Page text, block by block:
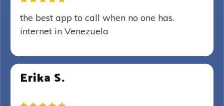
the best app to call when no one has.
internet in Venezuela
Erika S.